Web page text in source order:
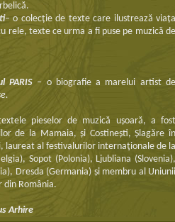
– o colecție de texte care ilustrează
rele, texte ce urma a fi puse pe muzică de
PARIS – o biografie a marelui artist
.
pieselor de muzică ușoară, a
de la Mamaia, și Costinești, Șlagăre în
laureat al festivalurilor internaţionale de la
Sopot (Polonia), Ljubliana (Slovenia),
Dresda (Germania) și membru al Uniunii
din România.
Arhire